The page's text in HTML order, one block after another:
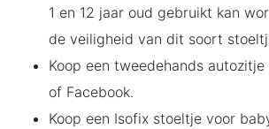
1 en 12 jaar oud gebruikt kan
de veiligheid van dit soort
Koop een tweedehands
of Facebook.
Koop een Isofix stoeltje voor